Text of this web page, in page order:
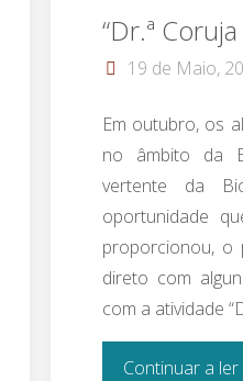
“Dr.ª
19 de Maio,
Em outubro, os
no âmbito da
vertente da
oportunidade
proporcionou, o
direto com
com a atividade
Continuar a ler